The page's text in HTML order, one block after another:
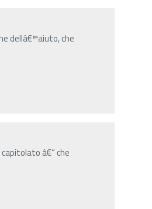
dellâ€™aiuto, che
â€“ che